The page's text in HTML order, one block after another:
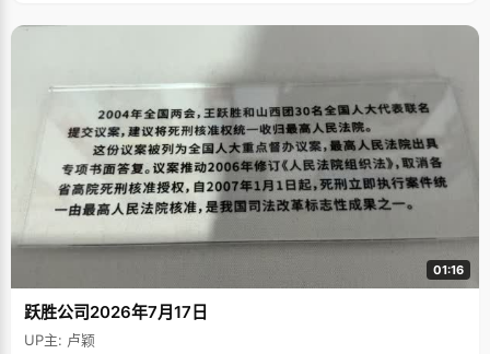
01:16
跃胜公司2026年7月17日
UP主: 卢颖